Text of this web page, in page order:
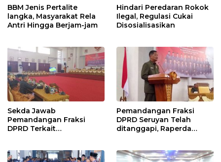
BBM Jenis Pertalite
langka, Masyarakat Rela
Antri Hingga Berjam-jam
Hindari Peredaran Rokok
Ilegal, Regulasi Cukai
Disosialisasikan
Sekda Jawab
Pemandangan Fraksi
DPRD Terkait
2024
Pemandangan Fraksi
DPRD Seruyan Telah
ditanggapi, Raperda